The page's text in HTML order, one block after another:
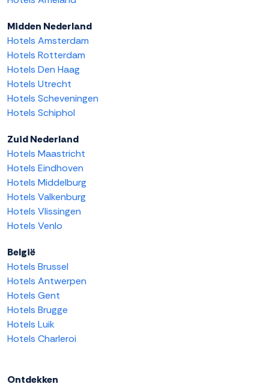
Midden Nederland
Hotels Amsterdam
Hotels Rotterdam
Hotels Den Haag
Hotels Utrecht
Hotels Scheveningen
Hotels Schiphol
Zuid Nederland
Hotels Maastricht
Hotels Eindhoven
Hotels Middelburg
Hotels Valkenburg
Hotels Vlissingen
Hotels Venlo
België
Hotels Brussel
Hotels Antwerpen
Hotels Gent
Hotels Brugge
Hotels Luik
Hotels Charleroi
Ontdekken